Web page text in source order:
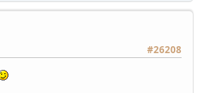
#26208